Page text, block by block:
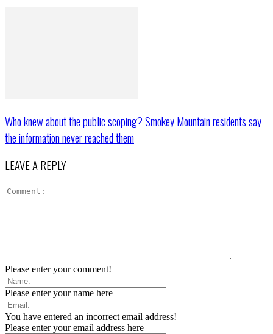
Who knew about the public scoping? Smokey Mountain residents say
the information never reached them
LEAVE A REPLY
Please enter your comment!
Please enter your name here
You have entered an incorrect email address!
Please enter your email address here